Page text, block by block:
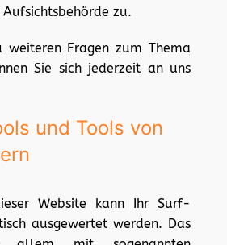
zu.
weiteren Fragen zum Thema
Sie sich jederzeit an uns
und Tools von
Website kann Ihr Surf-
ausgewertet werden. Das